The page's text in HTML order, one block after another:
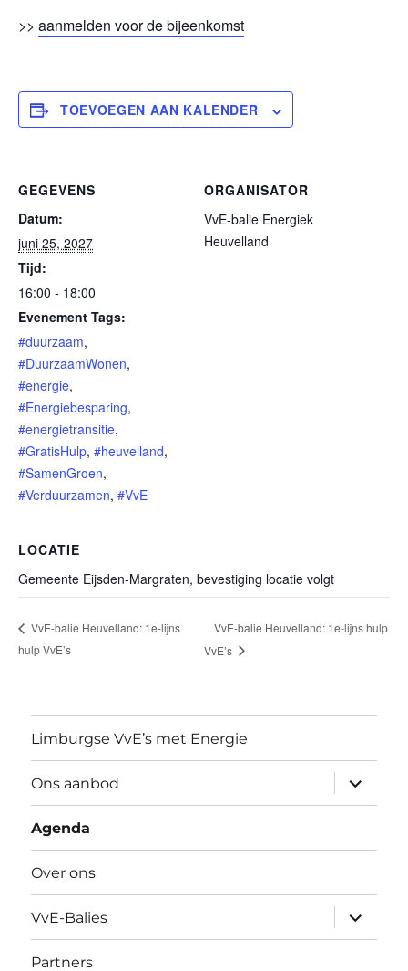
>> aanmelden voor de bijeenkomst
TOEVOEGEN AAN KALENDER
GEGEVENS
Datum:
juni 25, 2027
Tijd:
16:00 - 18:00
Evenement Tags:
#duurzaam,
#DuurzaamWonen,
#energie,
#Energiebesparing,
#energietransitie,
#GratisHulp, #heuvelland,
#SamenGroen,
#Verduurzamen, #VvE
ORGANISATOR
VvE-balie Energiek
Heuvelland
LOCATIE
Gemeente Eijsden-Margraten, bevestiging locatie volgt
VvE-balie Heuvelland: 1e-lijns
hulp VvE’s
VvE-balie Heuvelland: 1e-lijns hulp
VvE’s
Limburgse VvE’s met Energie
Ons aanbod
Agenda
Over ons
VvE-Balies
Partners